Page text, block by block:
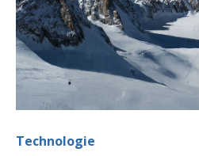
Technologie